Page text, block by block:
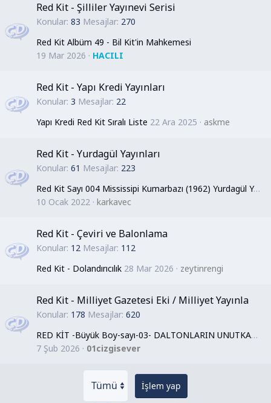
Red Kit - Şilliler Yayınevi Serisi
Konular 83 Mesajlar 270
Red Kit Albüm 49 - Bil Kit'in Mahkemesi
19 Mar 2026
HACILI
Red Kit - Yapı Kredi Yayınları
Konular 3 Mesajlar 22
Yapı Kredi Red Kit Sıralı Liste 22 Ara 2025 askme
Red Kit - Yurdagül Yayınları
Konular 61 Mesajlar 223
Red Kit Sayı 004 Mississipi Kumarbazı (1962) Yurdagül Yayınları
10 Ocak 2022 karkavec
Red Kit - Çeviri ve Balonlama
Konular 12 Mesajlar 112
Red Kit - Dolandırıcılık 28 Mar 2026 zeytinrengi
Red Kit - Milliyet Gazetesi Eki / Milliyet Yayınla
Konular 178 Mesajlar 620
RED KİT -Büyük Boy-sayı-03- DALTONLARIN UNUTKANLİGİ-TEK SAYFA
7 Şub 2026
01cizgisever
İşlem yap